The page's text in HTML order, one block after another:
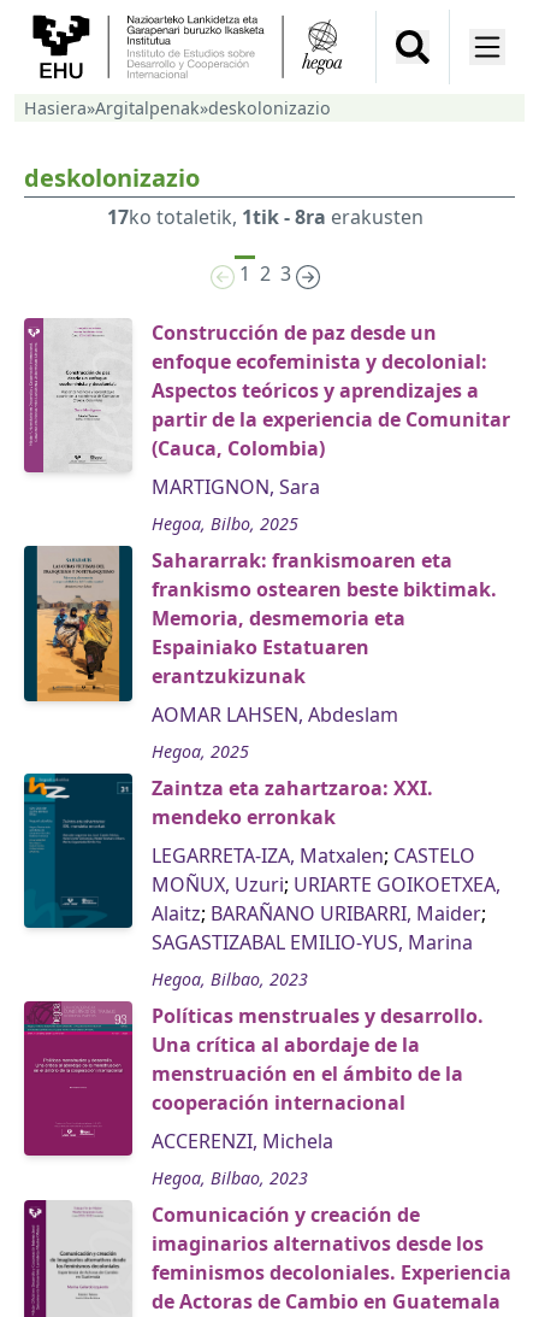
Hasiera»Argitalpenak»deskolonizazio
deskolonizazio
17ko totaletik, 1tik - 8ra erakusten
1 2 3
Construcción de paz desde un
enfoque ecofeminista y decolonial:
Aspectos teóricos y aprendizajes a
partir de la experiencia de Comunitar
(Cauca, Colombia)
MARTIGNON, Sara
Hegoa, Bilbo, 2025
Sahararrak: frankismoaren eta
frankismo ostearen beste biktimak.
Memoria, desmemoria eta
Espainiako Estatuaren
erantzukizunak
AOMAR LAHSEN, Abdeslam
Hegoa, 2025
Zaintza eta zahartzaroa: XXI.
mendeko erronkak
LEGARRETA-IZA, Matxalen; CASTELO
MOÑUX, Uzuri; URIARTE GOIKOETXEA,
Alaitz; BARAÑANO URIBARRI, Maider;
SAGASTIZABAL EMILIO-YUS, Marina
Hegoa, Bilbao, 2023
Políticas menstruales y desarrollo.
Una crítica al abordaje de la
menstruación en el ámbito de la
cooperación internacional
ACCERENZI, Michela
Hegoa, Bilbao, 2023
Comunicación y creación de
imaginarios alternativos desde los
feminismos decoloniales. Experiencia
de Actoras de Cambio en Guatemala